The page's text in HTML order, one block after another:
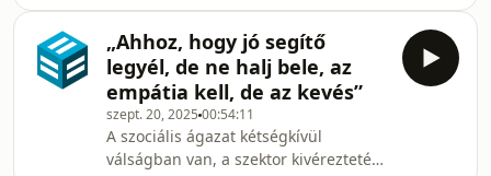
jártuk körbe a módszer jellemzőit,
hatótényezőit, az azt övező esetleges
sztereotípiákat. Igyekeztünk továb
Kívülről nézve érthetetlen, hogy mi
történt vele – mi történt benne? A
podcastepizódban erre a kérdésre
keresi a választ szerkesztőnk, Czelleng
Réka (szociológus, képzésben lévő
családterápiás konzulens) és
„Ahhoz, hogy jó segítő
legyél, de ne halj bele, az
empátia kell, de az kevés”
szept. 20, 2025 00:54:11
A szociális ágazat kétségkívül
válságban van, a szektor kivéreztetése